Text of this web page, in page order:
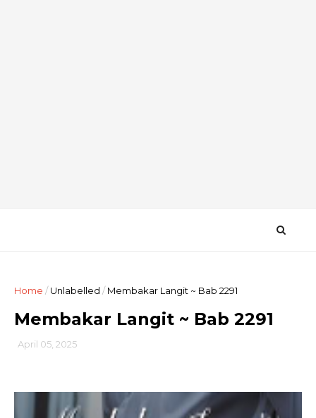
Home /Unlabelled / Membakar Langit ~ Bab 2291
Membakar Langit ~ Bab 2291
April 05, 2025